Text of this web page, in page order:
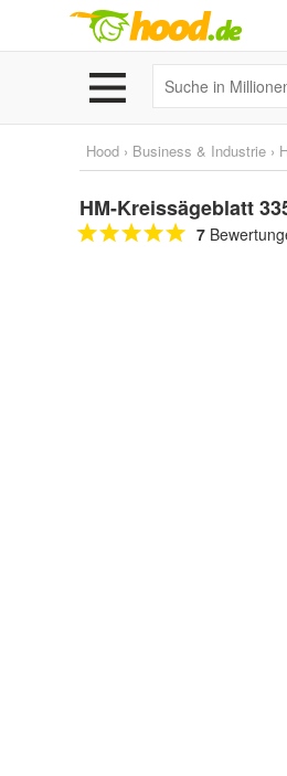
Hood › Business & Industrie ›
HM-Kreissägeblatt
7